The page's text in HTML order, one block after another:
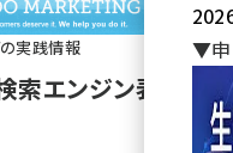
実践情報
エンジン表示ラ
▼申